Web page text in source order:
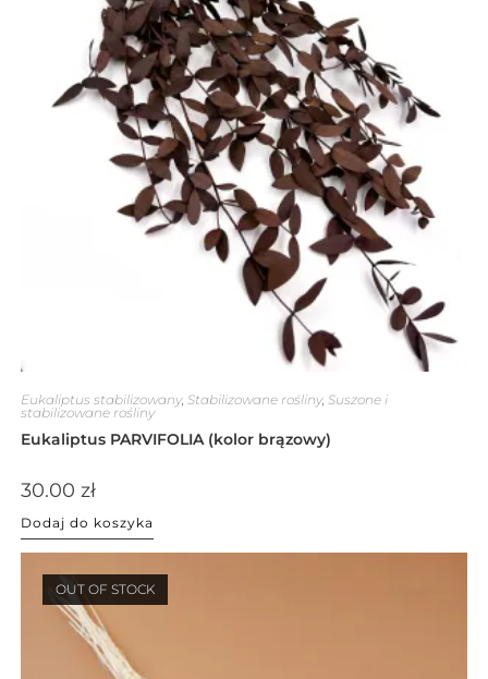
Eukaliptus stabilizowany, Stabilizowane rośliny, Suszone i
stabilizowane rośliny
Eukaliptus PARVIFOLIA (kolor brązowy)
30.00 zł
Dodaj do koszyka
OUT OF STOCK